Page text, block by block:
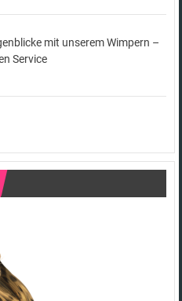
mit unserem Wimpern –
Service